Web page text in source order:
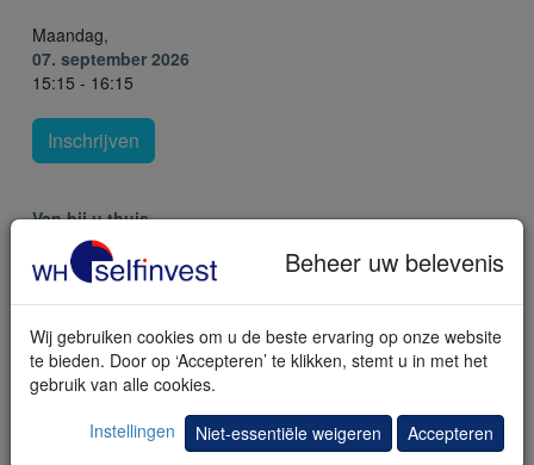
Maandag,
07. september 2026
15:15 - 16:15
Inschrijven
Van bij u thuis
via internet. U ontvangt instructies bij inschrijving.
Nieuw! Single Stock Futures
Beheer uw belevenis
Wij gebruiken cookies om u de beste ervaring op onze website
te bieden. Door op ‘Accepteren’ te klikken, stemt u in met het
gebruik van alle cookies.
Instellingen
Niet-essentiële weigeren Accepteren